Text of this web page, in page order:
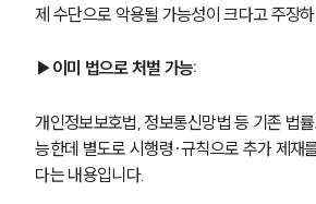
제 수단으로 악용될 가능성이 크다고 주장
▶이미 법으로 처벌 가능:
개인정보보호법, 정보통신망법 등 기존 법
능한데 별도로 시행령·규칙으로 추가 제재
다는 내용입니다.